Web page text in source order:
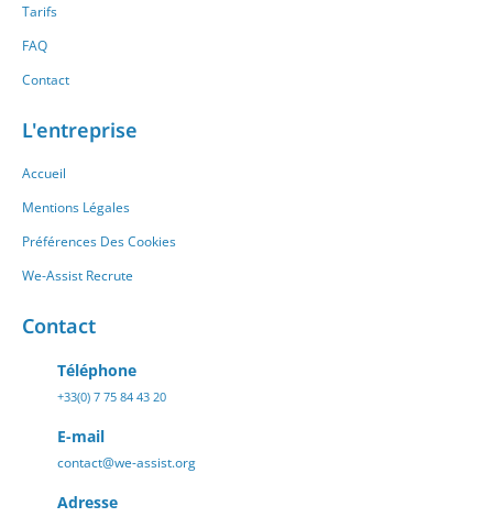
Tarifs
FAQ
Contact
L'entreprise
Accueil
Mentions Légales
Préférences Des Cookies
We-Assist Recrute
Contact
Téléphone
+33(0) 7 75 84 43 20
E-mail
contact@we-assist.org
Adresse